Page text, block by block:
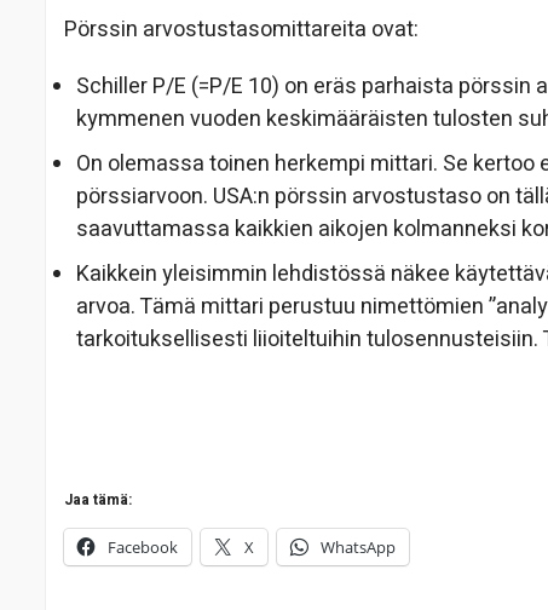
Pörssin arvostustasomittareita ovat:
Schiller P/E (=P/E 10) on eräs parhaista
kymmenen vuoden keskimääräisten tulosten
On olemassa toinen herkempi mittari. Se
pörssiarvoon. USA:n pörssin arvostustaso on
saavuttamassa kaikkien aikojen kolmanneksi
Kaikkein yleisimmin lehdistössä näkee
arvoa. Tämä mittari perustuu nimettömien
tarkoituksellisesti liioiteltuihin tulosennusteisiin.
Jaa tämä:
Facebook X WhatsApp